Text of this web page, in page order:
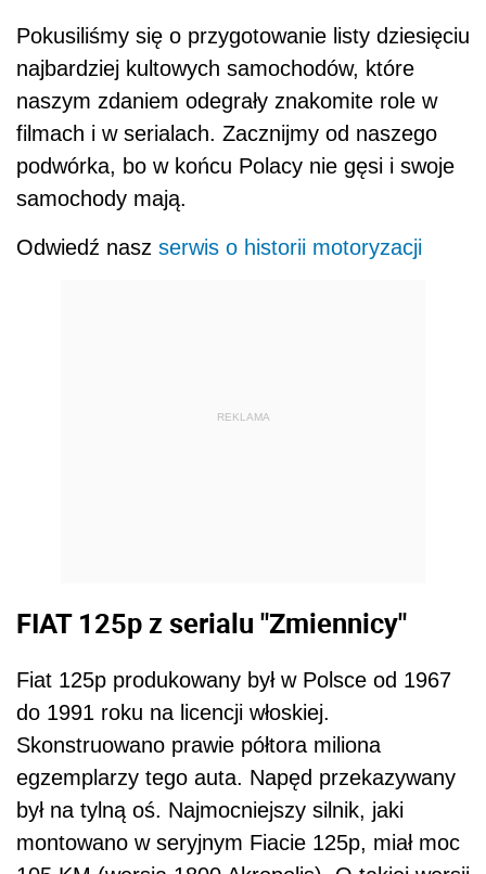
Pokusiliśmy się o przygotowanie listy dziesięciu
najbardziej kultowych samochodów, które
naszym zdaniem odegrały znakomite role w
filmach i w serialach. Zacznijmy od naszego
podwórka, bo w końcu Polacy nie gęsi i swoje
samochody mają.
Odwiedź nasz serwis o historii motoryzacji
REKLAMA
FIAT 125p z serialu "Zmiennicy"
Fiat 125p produkowany był w Polsce od 1967
do 1991 roku na licencji włoskiej.
Skonstruowano prawie półtora miliona
egzemplarzy tego auta. Napęd przekazywany
był na tylną oś. Najmocniejszy silnik, jaki
montowano w seryjnym Fiacie 125p, miał moc